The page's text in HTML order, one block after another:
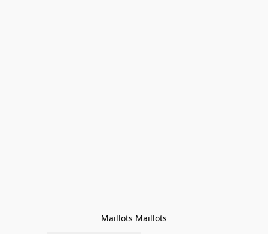
Maillots Maillots